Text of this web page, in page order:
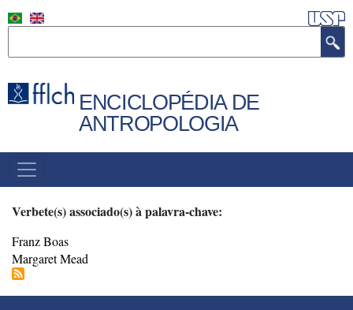
para
conteúdo
ENCICLOPÉDIA DE
ANTROPOLOGIA
MENU
PRINCIPAL
Verbete(s) associado(s) à palavra-chave:
Franz Boas
Margaret Mead